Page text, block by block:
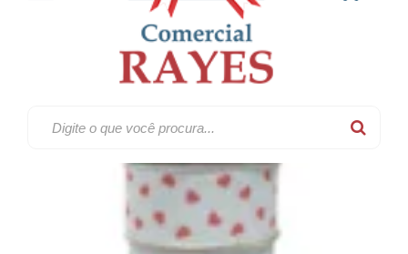
Home Promocao Fitas